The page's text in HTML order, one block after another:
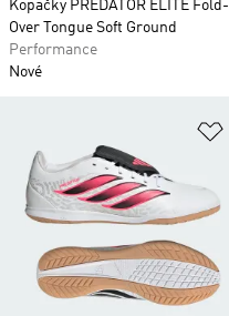
Kopačky PREDATOR ELITE Fold-
Over Tongue Soft Ground
Performance
Nové